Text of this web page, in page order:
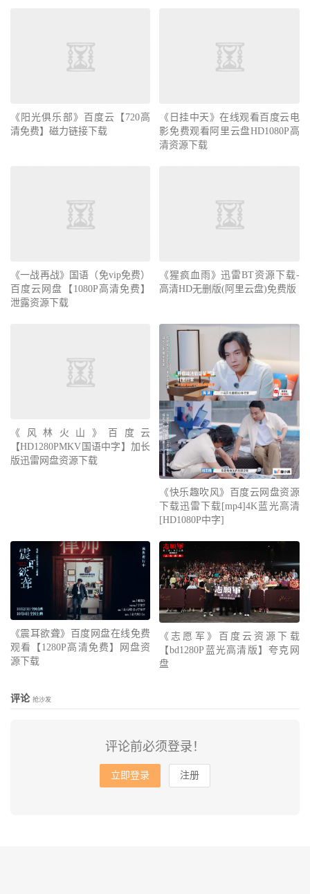
《阳光俱乐部》百度云【720高
清免费】磁力链接下载
《日挂中天》在线观看百度云电
影免费观看阿里云盘HD1080P高
清资源下载
《一战再战》国语（免vip免费）
百度云网盘【1080P高清免费】
泄露资源下载
《猩疯血雨》迅雷BT资源下载-
高清HD无删版(阿里云盘)免费版
《风林火山》百度云
【HD1280PMKV国语中字】加长
版迅雷网盘资源下载
《快乐趣吹风》百度云网盘资源
下载迅雷下载[mp4]4K蓝光高清
[HD1080P中字]
《震耳欲聋》百度网盘在线免费
观看【1280P高清免费】网盘资
源下载
《志愿军》百度云资源下载
【bd1280P蓝光高清版】夸克网
盘
评论 抢沙发
评论前必须登录！
立即登录 注册